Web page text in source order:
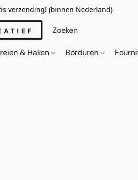
verzending! (binnen Nederland)
& Haken Borduren